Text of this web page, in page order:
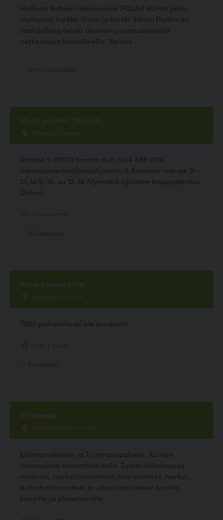
Hallissa Saltexin keinonurmi POLAR 60mm jonka
täytteenä hiekka 10mm ja korkki 30mm Halliin on
mahdollista tehdä alustavia varaustoiveita
nettisivujen lomakkeella. Varaus...
Musti ja Mirri Tikkurila
Ratatie 11, Vantaa
Ratatie 11 01300 Vantaa puh. 044 469 0114
tikkurila.vantaa@mustijamirri.fi Avoinna: ma-pe 9-
21, la 9-18, su 12-18 Myymälä sijaitsee kauppakeskus
Dixissä.
Anna Loimaranta
Purokatu 3, Raisio
Tällä palvelulla ei ole kuvausta.
Citytassut
Toivoniementie 5, Oulu
Eläintarvikeliike ja Trimmauspalvelu. Koirien
trimmausta ammattitaidolla. Tuotevalikoimassa
ruokinta, raakalihatuotteet, lisäravinteet, herkut,
turkinhoitotuotteet ja ulkoilutarvikkeet koirille,
kissoille ja pieneläimille